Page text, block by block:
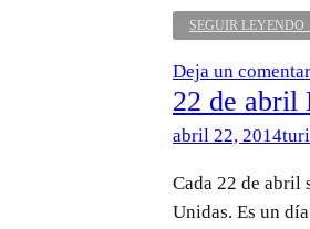
SEGUIR LEYENDO
Deja un
22 de abril
abril 22, 2014
Cada 22 de abril
Unidas. Es un